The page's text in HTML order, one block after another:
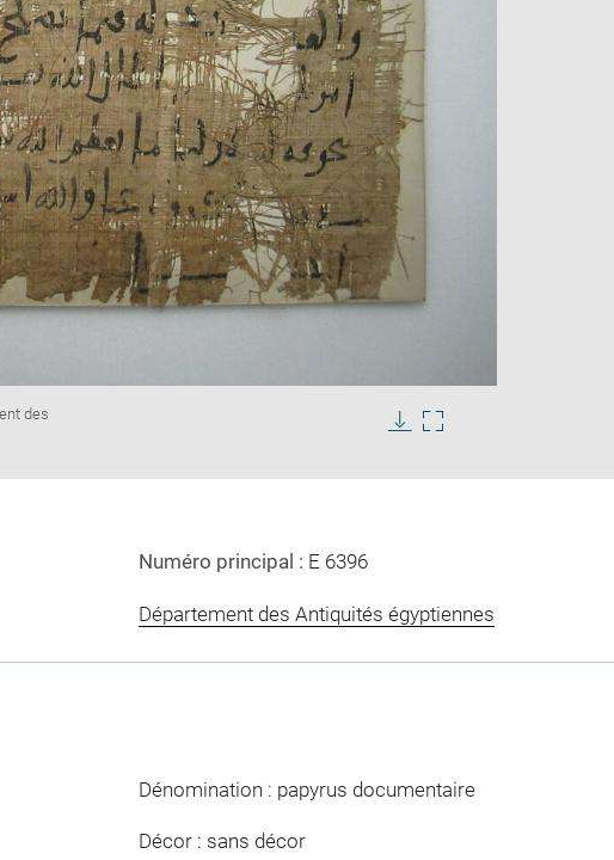
des
Numéro principal : E 6396
Département des Antiquités égyptiennes
Dénomination : papyrus documentaire
Décor : sans décor